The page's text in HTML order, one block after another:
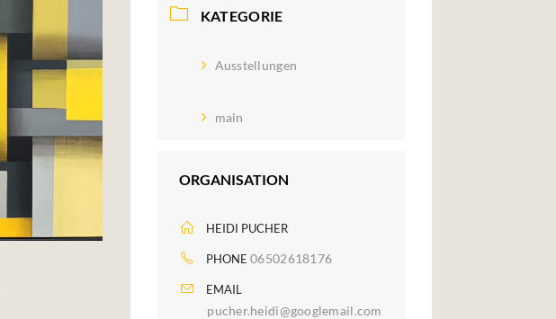
KATEGORIE
Ausstellungen
main
ORGANISATION
HEIDI PUCHER
PHONE 06502618176
EMAIL
pucher.heidi@googlemail.com